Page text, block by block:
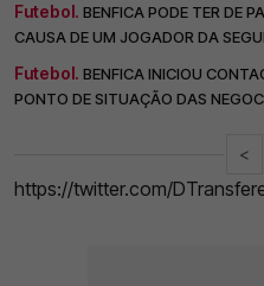
Futebol. BENFICA PODE TER DE
CAUSA DE UM JOGADOR DA
Futebol. BENFICA INICIOU
PONTO DE SITUAÇÃO DAS
<
https://twitter.com/